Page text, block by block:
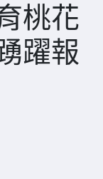
桃花
躍報